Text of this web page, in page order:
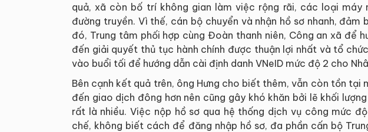
quả, xã còn bố trí không gian làm việc rộng rãi, các loại máy
đường truyền. Vì thế, cán bộ chuyển và nhận hồ sơ nhanh,
đó, Trung tâm phối hợp cùng Đoàn thanh niên, Công an xã để
đến giải quyết thủ tục hành chính được thuận lợi nhất và tổ
vào buổi tối để hướng dẫn cài định danh VNeID mức độ 2 cho
Bên cạnh kết quả trên, ông Hưng cho biết thêm, vẫn còn tồn tại
đến giao dịch đông hơn nên cũng gây khó khăn bởi lẽ khối
rất là nhiều. Việc nộp hồ sơ qua hệ thống dịch vụ công mức
chế, không biết cách để đăng nhập hồ sơ, đa phần cấn bộ